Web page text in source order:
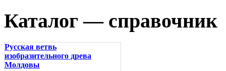
Каталог — справочник
Русская ветвь
изобразительного древа
Молдовы